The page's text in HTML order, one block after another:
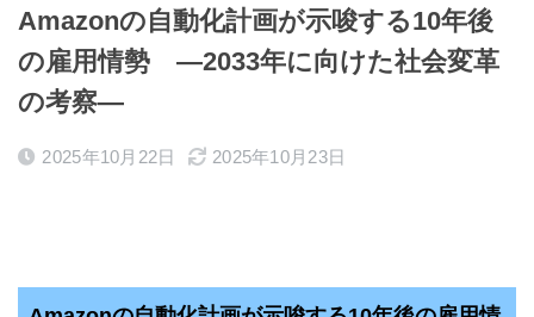
Amazonの自動化計画が示唆する10年後
の雇用情勢 ―2033年に向けた社会変革
の考察―
2025年10月22日 2025年10月23日